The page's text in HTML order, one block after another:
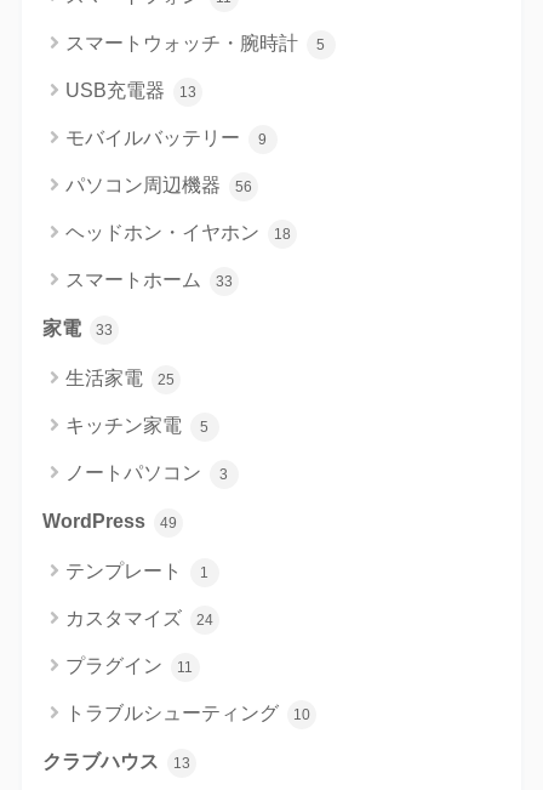
スマートウォッチ・腕時計 5
USB充電器 13
モバイルバッテリー 9
パソコン周辺機器 56
ヘッドホン・イヤホン 18
スマートホーム 33
家電 33
生活家電 25
キッチン家電 5
ノートパソコン 3
WordPress 49
テンプレート 1
カスタマイズ 24
プラグイン 11
トラブルシューティング 10
クラブハウス 13